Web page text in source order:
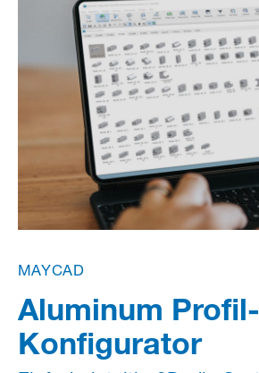
MAYCAD
Aluminum Profil-
Konfigurator